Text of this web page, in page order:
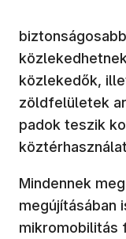
közlekedők,
zöldfelületek
padok teszik
Mindennek
megújításában
mikromobilitás